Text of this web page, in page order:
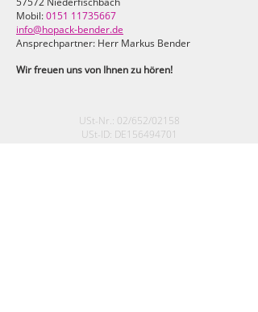
Mobil:0151 11735667
info@hopack-bender.de
Ansprechpartner: Herr Markus Bender
Wir freuen uns von Ihnen zu hören!
USt-Nr.: 02/652/02158
USt-ID: DE156494701